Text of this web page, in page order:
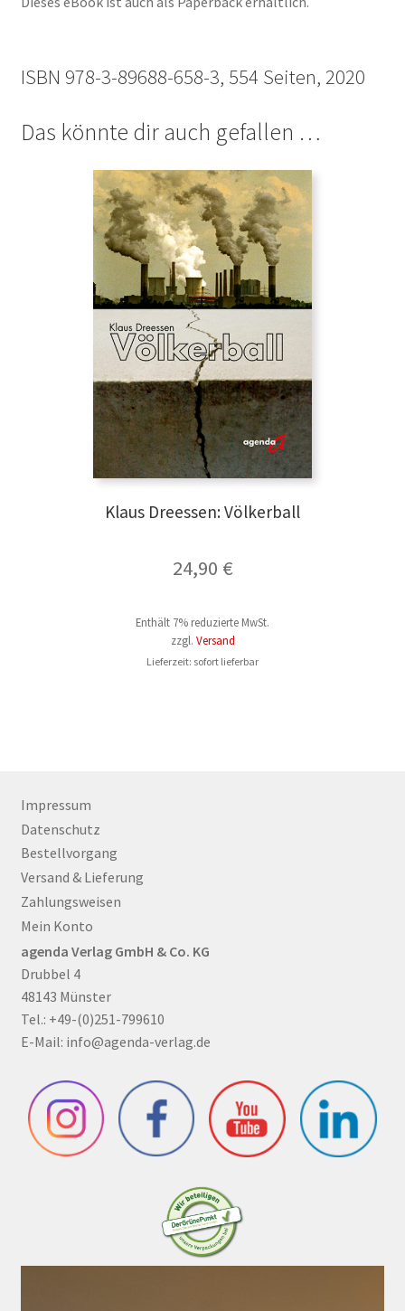
ISBN 978-3-89688-658-3, 554 Seiten, 2020
Das könnte dir auch gefallen …
Klaus Dreessen: Völkerball
24,90 €
Enthält 7% reduzierte MwSt.
zzgl. Versand
Lieferzeit: sofort lieferbar
Impressum
Datenschutz
Bestellvorgang
Versand & Lieferung
Zahlungsweisen
Mein Konto
agenda Verlag GmbH & Co. KG
Drubbel 4
48143 Münster
Tel.: +49-(0)251-799610
E-Mail: info@agenda-verlag.de